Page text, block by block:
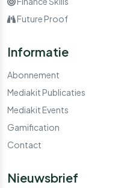
Future Proof
Informatie
Abonnement
Mediakit Publicaties
Mediakit Events
Gamification
Contact
Nieuwsbrief